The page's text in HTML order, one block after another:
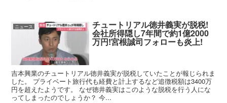
ニュース チュートリアル徳井義実が脱税!
会社所得隠し7年間で約1億2000
万円!宮根誠司フォローも炎上!
吉本興業のチュートリアル徳井義実が脱税していたことが報じられま
した。 プライベート旅行代も経費と計上するなど追徴税額は3400万
円を超えたようです。 なぜ徳井義実はこのような脱税を行う人にな
ってしまったのでしょうか？ 今...